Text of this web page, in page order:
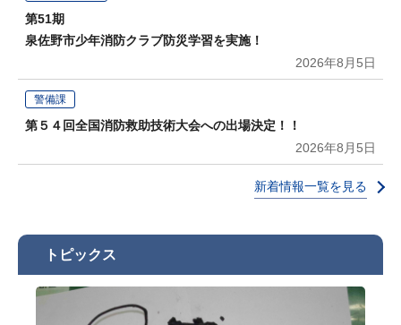
第51期
泉佐野市少年消防クラブ防災学習を実施！
2026年8月5日
警備課
第５４回全国消防救助技術大会への出場決定！！
2026年8月5日
新着情報一覧を見る
トピックス